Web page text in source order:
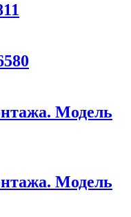
Модель
Модель